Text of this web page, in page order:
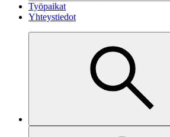
Työpaikat
Yhteystiedot